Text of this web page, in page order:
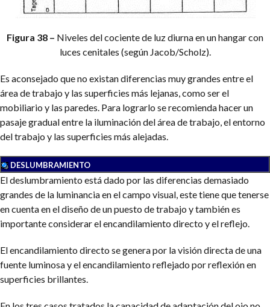
Figura 38 – Niveles del cociente de luz diurna en un hangar con
luces cenitales (según Jacob/Scholz).
Es aconsejado que no existan diferencias muy grandes entre el
área de trabajo y las superficies más lejanas, como ser el
mobiliario y las paredes. Para lograrlo se recomienda hacer un
pasaje gradual entre la iluminación del área de trabajo, el entorno
del trabajo y las superficies más alejadas.
DESLUMBRAMIENTO
El deslumbramiento está dado por las diferencias demasiado
grandes de la luminancia en el campo visual, este tiene que tenerse
en cuenta en el diseño de un puesto de trabajo y también es
importante considerar el encandilamiento directo y el reflejo.
El encandilamiento directo se genera por la visión directa de una
fuente luminosa y el encandilamiento reflejado por reflexión en
superficies brillantes.